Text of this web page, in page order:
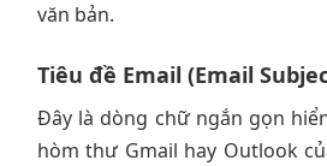
văn bản.
Tiêu đề Email (Email
Đây là dòng chữ ngắn gọn
hòm thư Gmail hay Outlook